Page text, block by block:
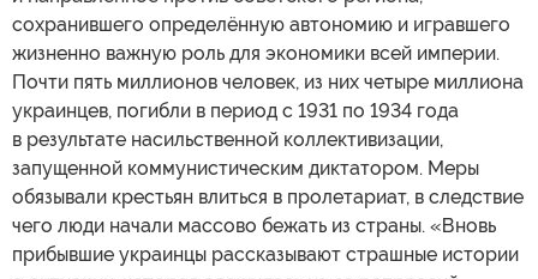
сохранившего определённую автономию и игравшего
жизненно важную роль для экономики всей империи.
Почти пять миллионов человек, из них четыре миллиона
украинцев, погибли в период с 1931 по 1934 года
в результате насильственной коллективизации,
запущенной коммунистическим диктатором. Меры
обязывали крестьян влиться в пролетариат, в следствие
чего люди начали массово бежать из страны. «Вновь
прибывшие украинцы рассказывают страшные истории